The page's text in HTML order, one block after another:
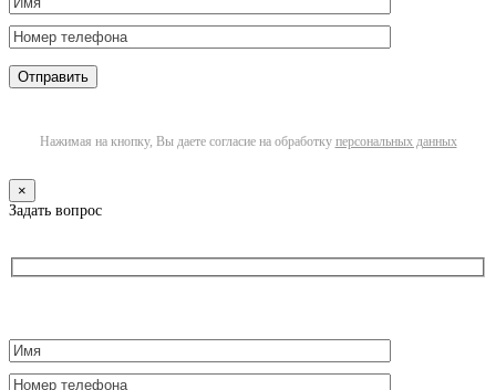
Нажимая на кнопку, Вы даете согласие на обработку персональных данных
×
Задать вопрос